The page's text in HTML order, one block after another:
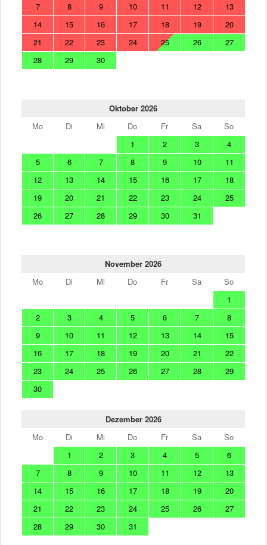
7
8 9 10 11 12
13
14
15 16 17 18 19
20
21
22 23 24 25 26
27
28
29 30
Oktober 2026
Mo
Di Mi Do Fr Sa
So
1
2 3
4
5
6 7 8 9 10
11
12
13 14 15 16 17
18
19
20 21 22 23 24
25
26
27 28 29 30 31
November 2026
Mo
Di Mi Do Fr Sa
So
1
2
3 4 5 6 7
8
9
10 11 12 13 14
15
16
17 18 19 20 21
22
23
24 25 26 27 28
29
30
Dezember 2026
Mo
Di Mi Do Fr Sa
So
1
2 3 4 5
6
7
8 9 10 11 12
13
14
15 16 17 18 19
20
21
22 23 24 25 26
27
28
29 30 31